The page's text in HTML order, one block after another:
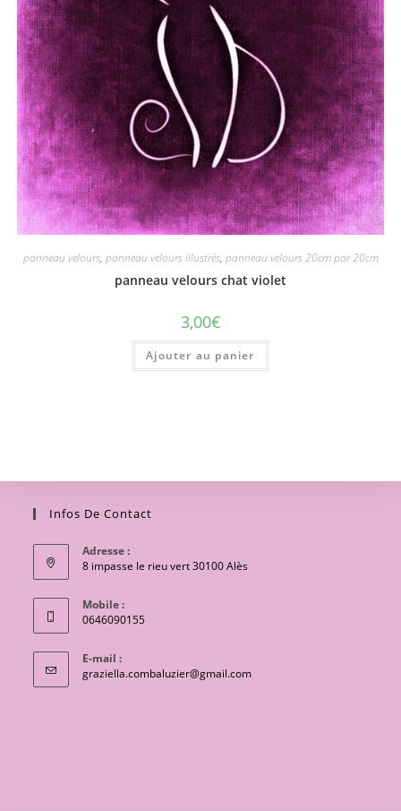
panneau velours, panneau velours illustrés, panneau velours 20cm par 20cm
panneau velours chat violet
3,00€
Ajouter au panier
Infos De Contact
Adresse :
8 impasse le rieu vert 30100 Alès
Mobile :
0646090155
E-mail :
graziella.combaluzier@gmail.comS’ouvre